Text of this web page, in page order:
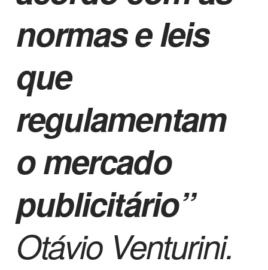
normas e leis
que
regulamentam
o mercado
publicitário”
Otávio Venturini.